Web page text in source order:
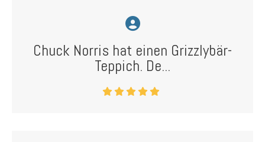
Chuck Norris hat einen Grizzlybär-
Teppich. De...